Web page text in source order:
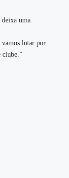
deixa uma
vamos lutar por
clube.”